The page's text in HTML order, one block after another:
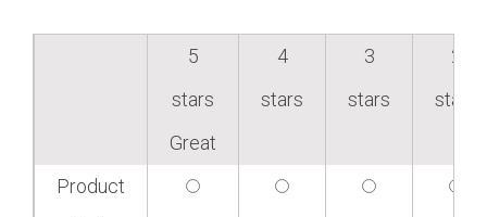
5
stars
Great
4
stars
3
stars
2
stars
Product